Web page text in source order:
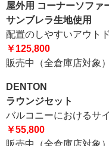
屋外用 コーナーソファ
サンブレラ生地使用
配置のしやすいアウト
￥125,800
販売中（全倉庫店対象）
DENTON
ラウンジセット
バルコニーにおけるサ
￥55,800